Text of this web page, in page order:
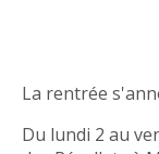
La rentrée
Du lundi 2 au